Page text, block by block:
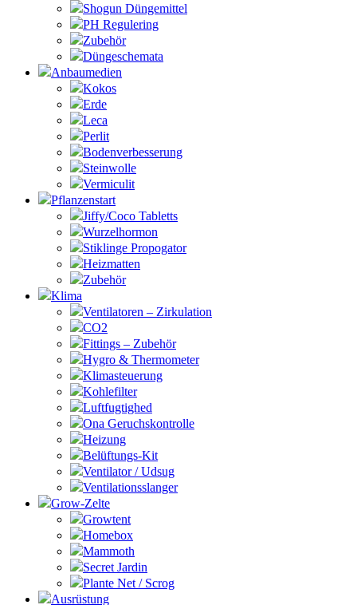
Shogun Düngemittel
PH Regulering
Zubehör
Düngeschemata
Anbaumedien
Kokos
Erde
Leca
Perlit
Bodenverbesserung
Steinwolle
Vermiculit
Pflanzenstart
Jiffy/Coco Tabletts
Wurzelhormon
Stiklinge Propogator
Heizmatten
Zubehör
Klima
Ventilatoren – Zirkulation
CO2
Fittings – Zubehör
Hygro & Thermometer
Klimasteuerung
Kohlefilter
Luftfugtighed
Ona Geruchskontrolle
Heizung
Belüftungs-Kit
Ventilator / Udsug
Ventilationsslanger
Grow-Zelte
Growtent
Homebox
Mammoth
Secret Jardin
Plante Net / Scrog
Ausrüstung